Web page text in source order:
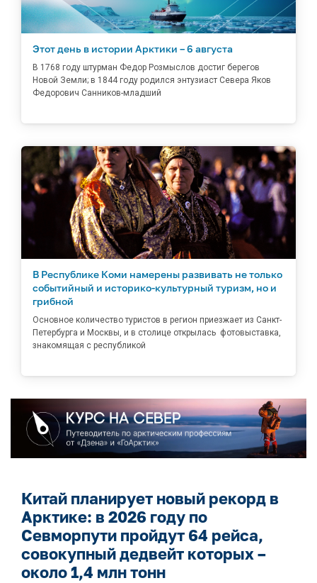
Этот день в истории Арктики – 6 августа
В 1768 году штурман Федор Розмыслов достиг берегов
Новой Земли; в 1844 году родился энтузиаст Севера Яков
Федорович Санников-младший
В Республике Коми намерены развивать не только
событийный и историко-культурный туризм, но и
грибной
Основное количество туристов в регион приезжает из Санкт-
Петербурга и Москвы, и в столице открылась фотовыставка,
знакомящая с республикой
Китай планирует новый рекорд в
Арктике: в 2026 году по
Севморпути пройдут 64 рейса,
совокупный дедвейт которых –
около 1,4 млн тонн